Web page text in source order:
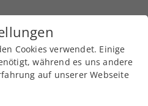
Cookies verwendet. Einige
während es uns andere
auf unserer Webseite